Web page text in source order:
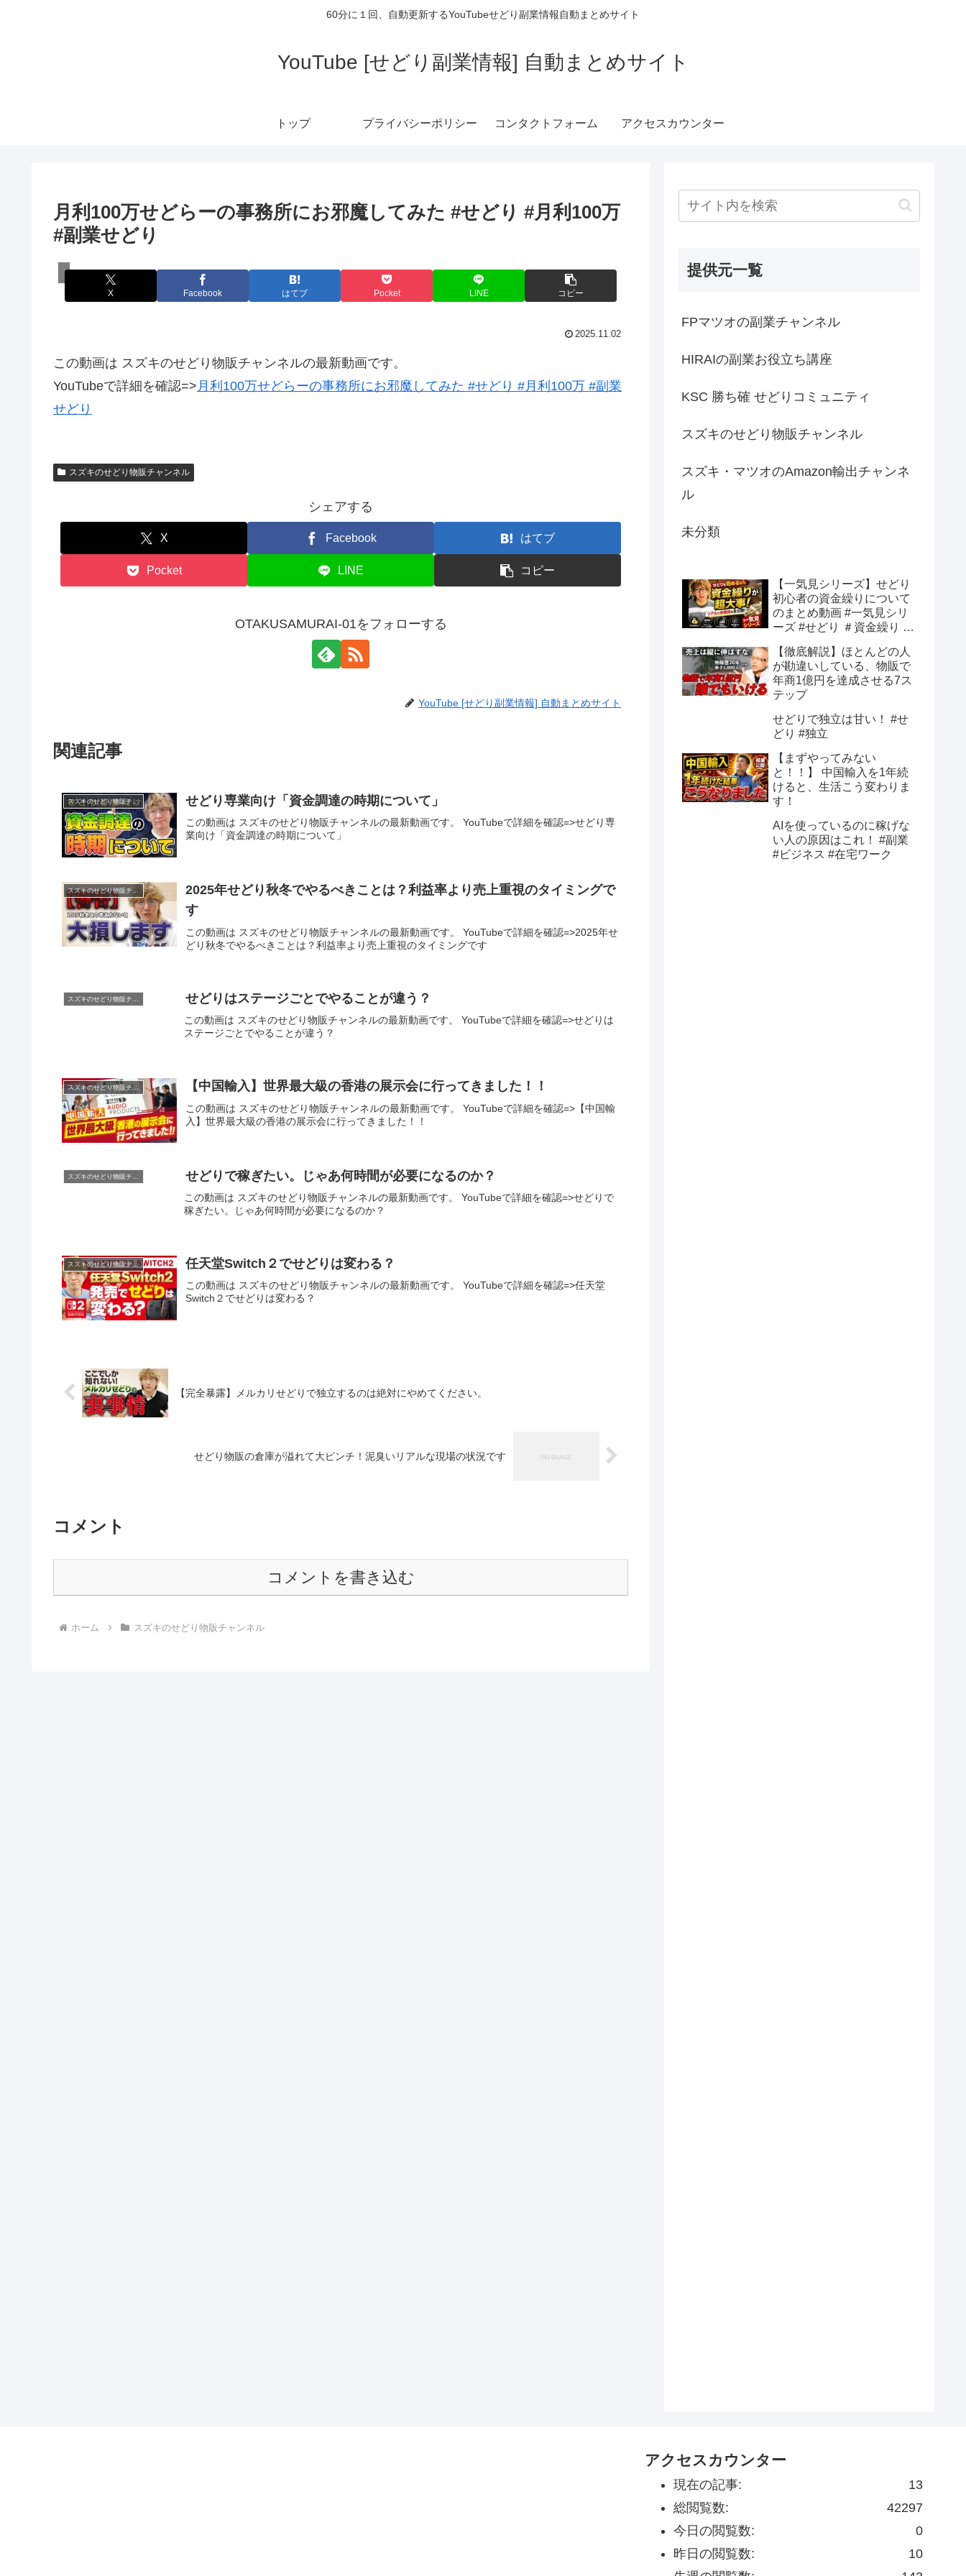
60分に１回、自動更新するYouTubeせどり副業情報自動まとめサイト
YouTube [せどり副業情報] 自動まとめサイト
トップ プライバシーポリシー コンタクトフォーム アクセスカウンター
月利100万せどらーの事務所にお邪魔してみた #せどり #月利100万
#副業せどり
スズキのせどり物販チャンネル
X Facebook はてブ Pocket LINE コピー
2025.11.02
この動画は スズキのせどり物販チャンネルの最新動画です。
YouTubeで詳細を確認=> 月利100万せどらーの事務所にお邪魔してみた #せどり #月利100万 #副業
せどり
スズキのせどり物販チャンネル
シェアする
X Facebook はてブ
Pocket LINE コピー
OTAKUSAMURAI-01をフォローする
YouTube [せどり副業情報] 自動まとめサイト
関連記事
スズキのせどり物販チャンネル せどり専業向け「資金調達の時期について」
この動画は スズキのせどり物販チャンネルの最新動画です。 YouTubeで詳細を確認=>せどり専
業向け「資金調達の時期について」
スズキのせどり物販チャンネル
2025年せどり秋冬でやるべきことは？利益率より売上重視のタイミングで
す
この動画は スズキのせどり物販チャンネルの最新動画です。 YouTubeで詳細を確認=>2025年せ
どり秋冬でやるべきことは？利益率より売上重視のタイミングです
スズキのせどり物販チャンネル せどりはステージごとでやることが違う？
この動画は スズキのせどり物販チャンネルの最新動画です。 YouTubeで詳細を確認=>せどりは
ステージごとでやることが違う？
スズキのせどり物販チャンネル 【中国輸入】世界最大級の香港の展示会に行ってきました！！
この動画は スズキのせどり物販チャンネルの最新動画です。 YouTubeで詳細を確認=>【中国輸
入】世界最大級の香港の展示会に行ってきました！！
せどりで稼ぎたい。じゃあ何時間が必要になるのか？
この動画は スズキのせどり物販チャンネルの最新動画です。 YouTubeで詳細を確認=>せどりで
稼ぎたい。じゃあ何時間が必要になるのか？
スズキのせどり物販チャンネル 任天堂Switch２でせどりは変わる？
この動画は スズキのせどり物販チャンネルの最新動画です。 YouTubeで詳細を確認=>任天堂
Switch２でせどりは変わる？
【完全暴露】メルカリせどりで独立するのは絶対にやめてください。
せどり物販の倉庫が溢れて大ピンチ！泥臭いリアルな現場の状況です
コメント
コメントを書き込む
ホーム スズキのせどり物販チャンネル
提供元一覧
FPマツオの副業チャンネル
HIRAIの副業お役立ち講座
KSC 勝ち確 せどりコミュニティ
スズキのせどり物販チャンネル
スズキ・マツオのAmazon輸出チャンネ
ル
未分類
【一気見シリーズ】せどり
初心者の資金繰りについて
のまとめ動画 #一気見シリ
ーズ #せどり ＃資金繰り #
【徹底解説】ほとんどの人
が勘違いしている、物販で
年商1億円を達成させる7ス
テップ
せどりで独立は甘い！ #せ
どり #独立
【まずやってみない
と！！】 中国輸入を1年続
けると、生活こう変わりま
す！
AIを使っているのに稼げな
い人の原因はこれ！ #副業
#ビジネス #在宅ワーク
アクセスカウンター
13
現在の記事:
42297
総閲覧数:
0
今日の閲覧数:
10
昨日の閲覧数: